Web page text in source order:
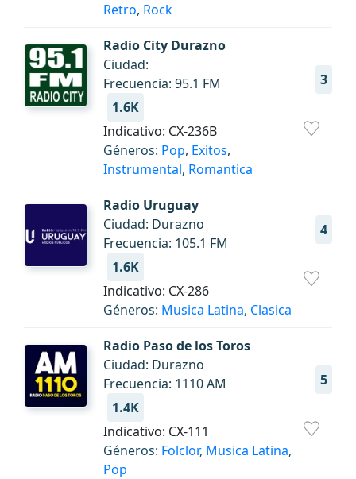
Retro, Rock
Radio City Durazno
3
Ciudad:
Frecuencia: 95.1 FM
1.6K
Indicativo: CX-236B
Géneros: Pop, Exitos,
Instrumental, Romantica
Radio Uruguay
4
Ciudad: Durazno
Frecuencia: 105.1 FM
1.6K
Indicativo: CX-286
Géneros: Musica Latina, Clasica
Radio Paso de los Toros
5
Ciudad: Durazno
Frecuencia: 1110 AM
1.4K
Indicativo: CX-111
Géneros: Folclor, Musica Latina,
Pop